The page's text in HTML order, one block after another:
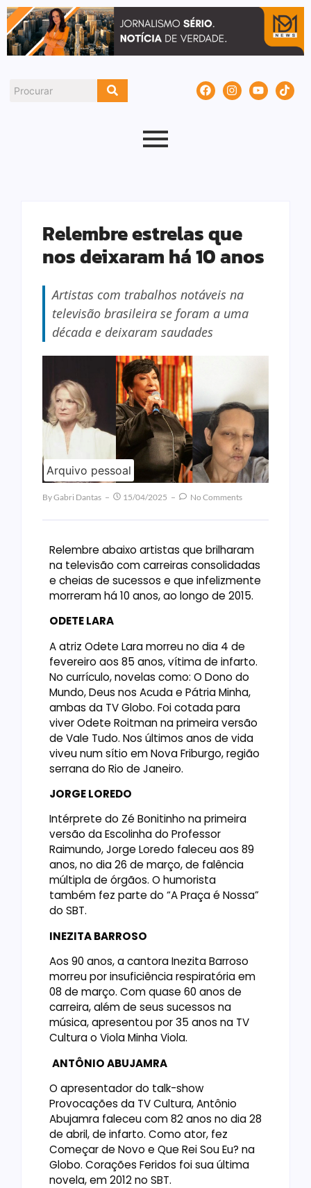
Relembre estrelas que
nos deixaram há 10 anos
Artistas com trabalhos notáveis na
televisão brasileira se foram a uma
década e deixaram saudades
Arquivo pessoal
ByGabri Dantas 15/04/2025 No Comments
Relembre abaixo artistas que brilharam
na televisão com carreiras consolidadas
e cheias de sucessos e que infelizmente
morreram há 10 anos, ao longo de 2015.
ODETE LARA
A atriz Odete Lara morreu no dia 4 de
fevereiro aos 85 anos, vítima de infarto.
No currículo, novelas como: O Dono do
Mundo, Deus nos Acuda e Pátria Minha,
ambas da TV Globo. Foi cotada para
viver Odete Roitman na primeira versão
de Vale Tudo. Nos últimos anos de vida
viveu num sítio em Nova Friburgo, região
serrana do Rio de Janeiro.
JORGE LOREDO
Intérprete do Zé Bonitinho na primeira
versão da Escolinha do Professor
Raimundo, Jorge Loredo faleceu aos 89
anos, no dia 26 de março, de falência
múltipla de órgãos. O humorista
também fez parte do “A Praça é Nossa”
do SBT.
INEZITA BARROSO
Aos 90 anos, a cantora Inezita Barroso
morreu por insuficiência respiratória em
08 de março. Com quase 60 anos de
carreira, além de seus sucessos na
música, apresentou por 35 anos na TV
Cultura o Viola Minha Viola.
ANTÔNIO ABUJAMRA
O apresentador do talk-show
Provocações da TV Cultura, Antônio
Abujamra faleceu com 82 anos no dia 28
de abril, de infarto. Como ator, fez
Começar de Novo e Que Rei Sou Eu? na
Globo. Corações Feridos foi sua última
novela, em 2012 no SBT.